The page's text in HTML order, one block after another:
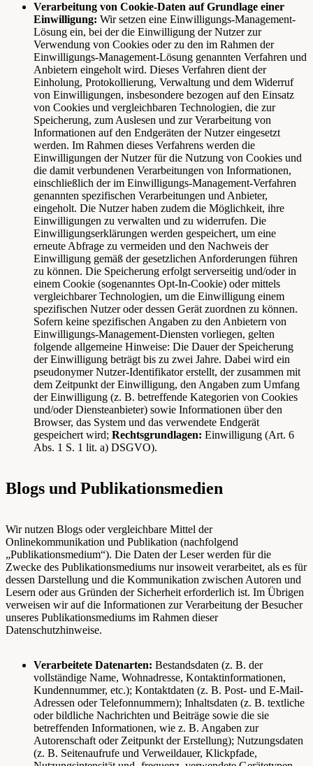
Verarbeitung von Cookie-Daten auf Grundlage einer
Einwilligung: Wir setzen eine Einwilligungs-Management-
Lösung ein, bei der die Einwilligung der Nutzer zur
Verwendung von Cookies oder zu den im Rahmen der
Einwilligungs-Management-Lösung genannten Verfahren und
Anbietern eingeholt wird. Dieses Verfahren dient der
Einholung, Protokollierung, Verwaltung und dem Widerruf
von Einwilligungen, insbesondere bezogen auf den Einsatz
von Cookies und vergleichbaren Technologien, die zur
Speicherung, zum Auslesen und zur Verarbeitung von
Informationen auf den Endgeräten der Nutzer eingesetzt
werden. Im Rahmen dieses Verfahrens werden die
Einwilligungen der Nutzer für die Nutzung von Cookies und
die damit verbundenen Verarbeitungen von Informationen,
einschließlich der im Einwilligungs-Management-Verfahren
genannten spezifischen Verarbeitungen und Anbieter,
eingeholt. Die Nutzer haben zudem die Möglichkeit, ihre
Einwilligungen zu verwalten und zu widerrufen. Die
Einwilligungserklärungen werden gespeichert, um eine
erneute Abfrage zu vermeiden und den Nachweis der
Einwilligung gemäß der gesetzlichen Anforderungen führen
zu können. Die Speicherung erfolgt serverseitig und/oder in
einem Cookie (sogenanntes Opt-In-Cookie) oder mittels
vergleichbarer Technologien, um die Einwilligung einem
spezifischen Nutzer oder dessen Gerät zuordnen zu können.
Sofern keine spezifischen Angaben zu den Anbietern von
Einwilligungs-Management-Diensten vorliegen, gelten
folgende allgemeine Hinweise: Die Dauer der Speicherung
der Einwilligung beträgt bis zu zwei Jahre. Dabei wird ein
pseudonymer Nutzer-Identifikator erstellt, der zusammen mit
dem Zeitpunkt der Einwilligung, den Angaben zum Umfang
der Einwilligung (z. B. betreffende Kategorien von Cookies
und/oder Diensteanbieter) sowie Informationen über den
Browser, das System und das verwendete Endgerät
gespeichert wird; Rechtsgrundlagen: Einwilligung (Art. 6
Abs. 1 S. 1 lit. a) DSGVO).
Blogs und Publikationsmedien
Wir nutzen Blogs oder vergleichbare Mittel der
Onlinekommunikation und Publikation (nachfolgend
„Publikationsmedium“). Die Daten der Leser werden für die
Zwecke des Publikationsmediums nur insoweit verarbeitet, als es für
dessen Darstellung und die Kommunikation zwischen Autoren und
Lesern oder aus Gründen der Sicherheit erforderlich ist. Im Übrigen
verweisen wir auf die Informationen zur Verarbeitung der Besucher
unseres Publikationsmediums im Rahmen dieser
Datenschutzhinweise.
Verarbeitete Datenarten: Bestandsdaten (z. B. der
vollständige Name, Wohnadresse, Kontaktinformationen,
Kundennummer, etc.); Kontaktdaten (z. B. Post- und E-Mail-
Adressen oder Telefonnummern); Inhaltsdaten (z. B. textliche
oder bildliche Nachrichten und Beiträge sowie die sie
betreffenden Informationen, wie z. B. Angaben zur
Autorenschaft oder Zeitpunkt der Erstellung); Nutzungsdaten
(z. B. Seitenaufrufe und Verweildauer, Klickpfade,